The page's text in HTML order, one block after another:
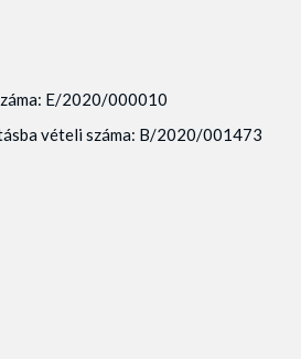
E/2020/000010
vételi száma: B/2020/001473